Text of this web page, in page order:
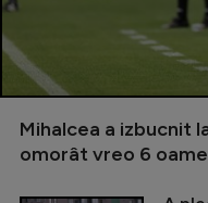
Mihalcea a izbucnit
omorât vreo 6